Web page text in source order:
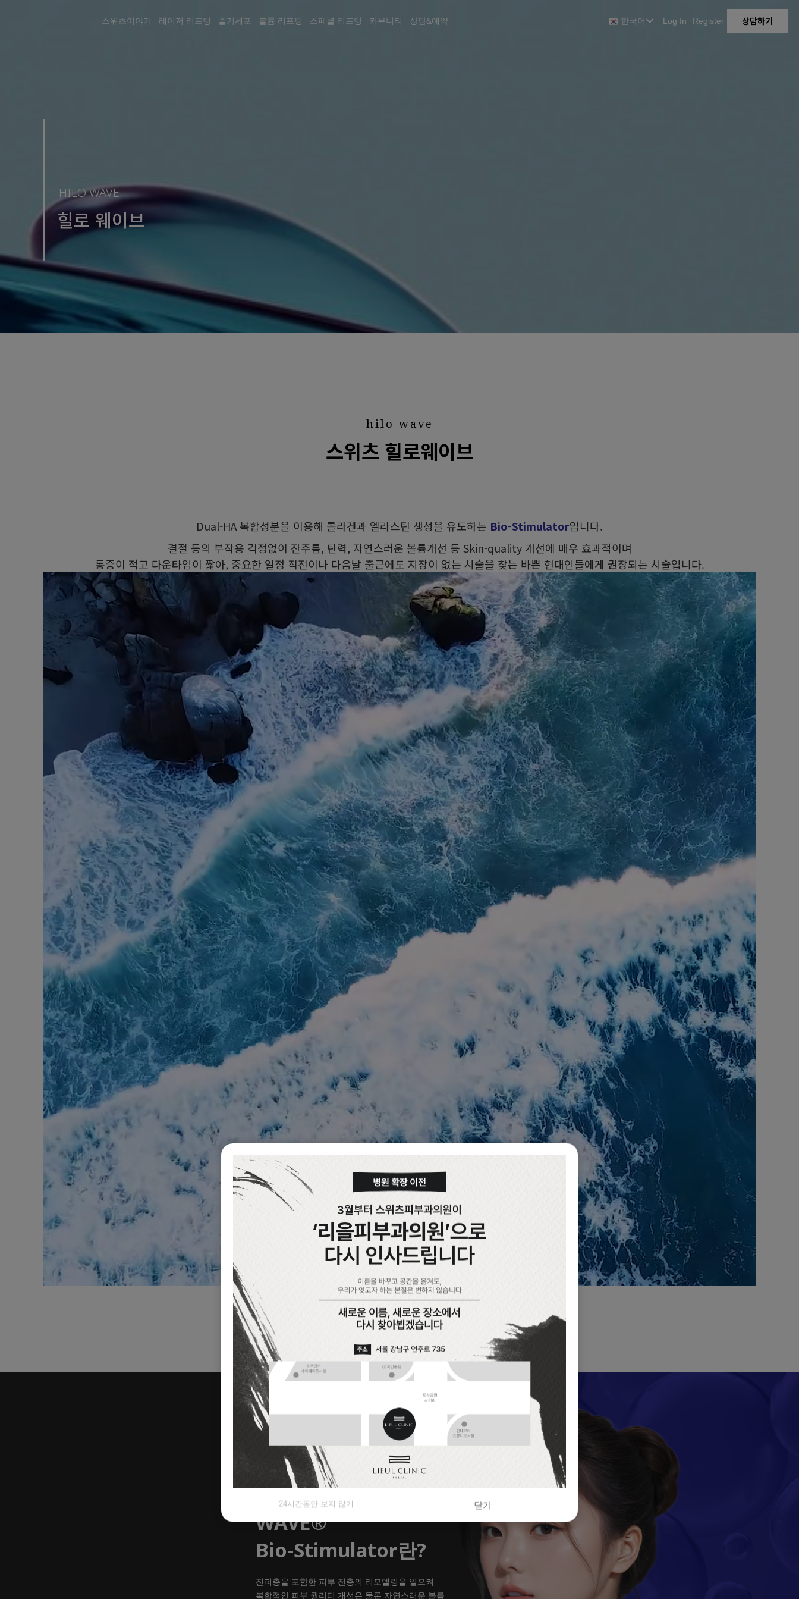
스위츠이야기 레이저 리프팅 줄기세포 볼륨 리프팅 스페셜 리프팅 커뮤니티 상담&예약 한국어 Log In Register 상담하기
HILO WAVE
힐로 웨이브
hilo wave
스위츠 힐로웨이브
Dual-HA 복합성분을 이용해 콜라겐과 엘라스틴 생성을 유도하는 Bio-Stimulator입니다.
결절 등의 부작용 걱정없이 잔주름, 탄력, 자연스러운 볼륨개선 등 Skin-quality 개선에 매우 효과적이며
통증이 적고 다운타임이 짧아, 중요한 일정 직전이나 다음날 출근에도 지장이 없는 시술을 찾는 바쁜 현대인들에게 권장되는 시술입니다.
WAVE®
Bio-Stimulator란?
진피층을 포함한 피부 전층의 리모델링을 일으켜
복합적인 피부 퀄리티 개선은 물론 자연스러운 볼륨
24시간동안 보지 않기 닫기